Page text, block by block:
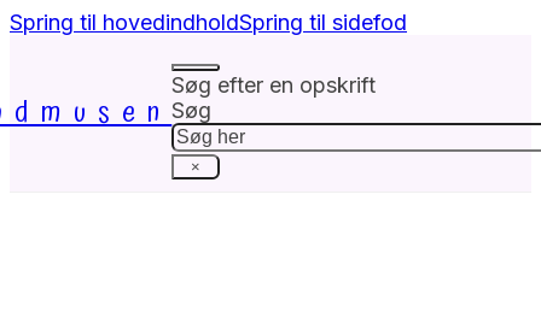
Spring til hovedindholdSpring til sidefod
Søg efter en opskrift
Søg
×